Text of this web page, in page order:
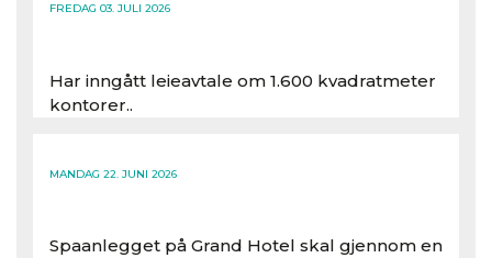
FREDAG 03. JULI 2026
Har inngått leieavtale om 1.600 kvadratmeter
kontorer..
MANDAG 22. JUNI 2026
Spaanlegget på Grand Hotel skal gjennom en